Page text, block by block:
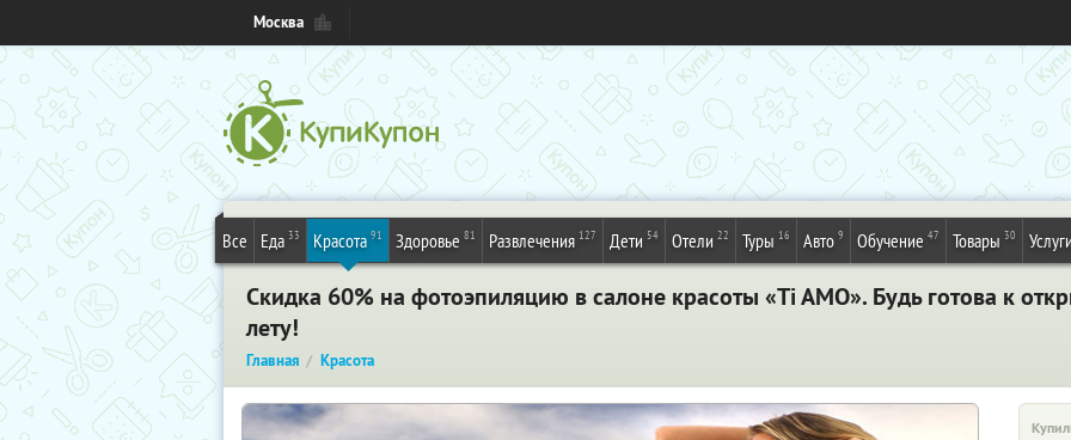
Москва
Все Еда 33 Красота 91 Здоровье 81 Развлечения 127 Дети 54 Отели 22 Туры 16 Авто 9 Обучение 47 Товары 30
Скидка 60% на фотоэпиляцию в салоне красоты «Ti AMO». Будь готова к
лету!
Главная Красота